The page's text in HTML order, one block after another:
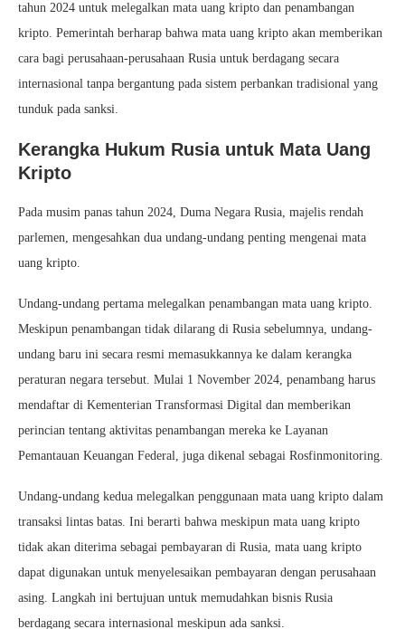
tahun 2024 untuk melegalkan mata uang kripto dan penambangan
kripto. Pemerintah berharap bahwa mata uang kripto akan memberikan
cara bagi perusahaan-perusahaan Rusia untuk berdagang secara
internasional tanpa bergantung pada sistem perbankan tradisional yang
tunduk pada sanksi.
Kerangka Hukum Rusia untuk Mata Uang
Kripto
Pada musim panas tahun 2024, Duma Negara Rusia, majelis rendah
parlemen, mengesahkan dua undang-undang penting mengenai mata
uang kripto.
Undang-undang pertama melegalkan penambangan mata uang kripto.
Meskipun penambangan tidak dilarang di Rusia sebelumnya, undang-
undang baru ini secara resmi memasukkannya ke dalam kerangka
peraturan negara tersebut. Mulai 1 November 2024, penambang harus
mendaftar di Kementerian Transformasi Digital dan memberikan
perincian tentang aktivitas penambangan mereka ke Layanan
Pemantauan Keuangan Federal, juga dikenal sebagai Rosfinmonitoring.
Undang-undang kedua melegalkan penggunaan mata uang kripto dalam
transaksi lintas batas. Ini berarti bahwa meskipun mata uang kripto
tidak akan diterima sebagai pembayaran di Rusia, mata uang kripto
dapat digunakan untuk menyelesaikan pembayaran dengan perusahaan
asing. Langkah ini bertujuan untuk memudahkan bisnis Rusia
berdagang secara internasional meskipun ada sanksi.